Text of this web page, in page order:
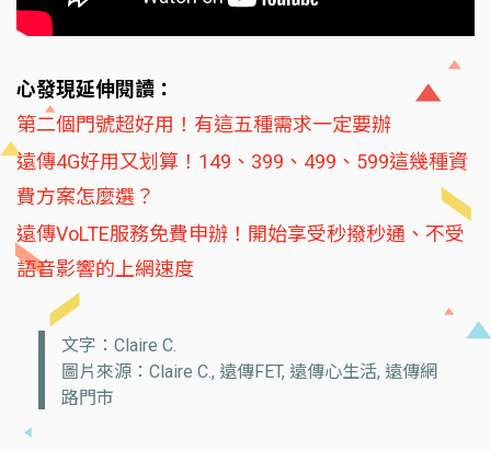
心發現延伸閱讀：
第二個門號超好用！有這五種需求一定要辦
遠傳4G好用又划算！149、399、499、599這幾種資
費方案怎麼選？
遠傳VoLTE服務免費申辦！開始享受秒撥秒通、不受
語音影響的上網速度
文字：Claire C.
圖片來源：Claire C., 遠傳FET, 遠傳心生活, 遠傳網
路門市